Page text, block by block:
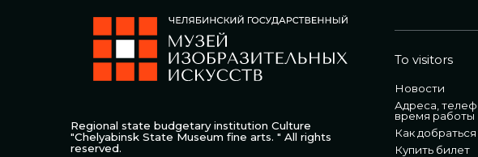
Regional state budgetary institution Culture
"Chelyabinsk State Museum fine arts. " All rights
reserved.
To visitors
Новости
Адреса,
время работы
Как добраться
Купить билет